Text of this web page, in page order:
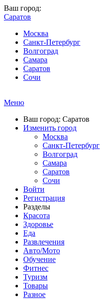
Ваш город:
Саратов
Москва
Санкт-Петербург
Волгоград
Самара
Саратов
Сочи
Меню
Ваш город: Саратов
Изменить город
Москва
Санкт-Петербург
Волгоград
Самара
Саратов
Сочи
Войти
Регистрация
Разделы
Красота
Здоровье
Еда
Развлечения
Авто/Мото
Обучение
Фитнес
Туризм
Товары
Разное